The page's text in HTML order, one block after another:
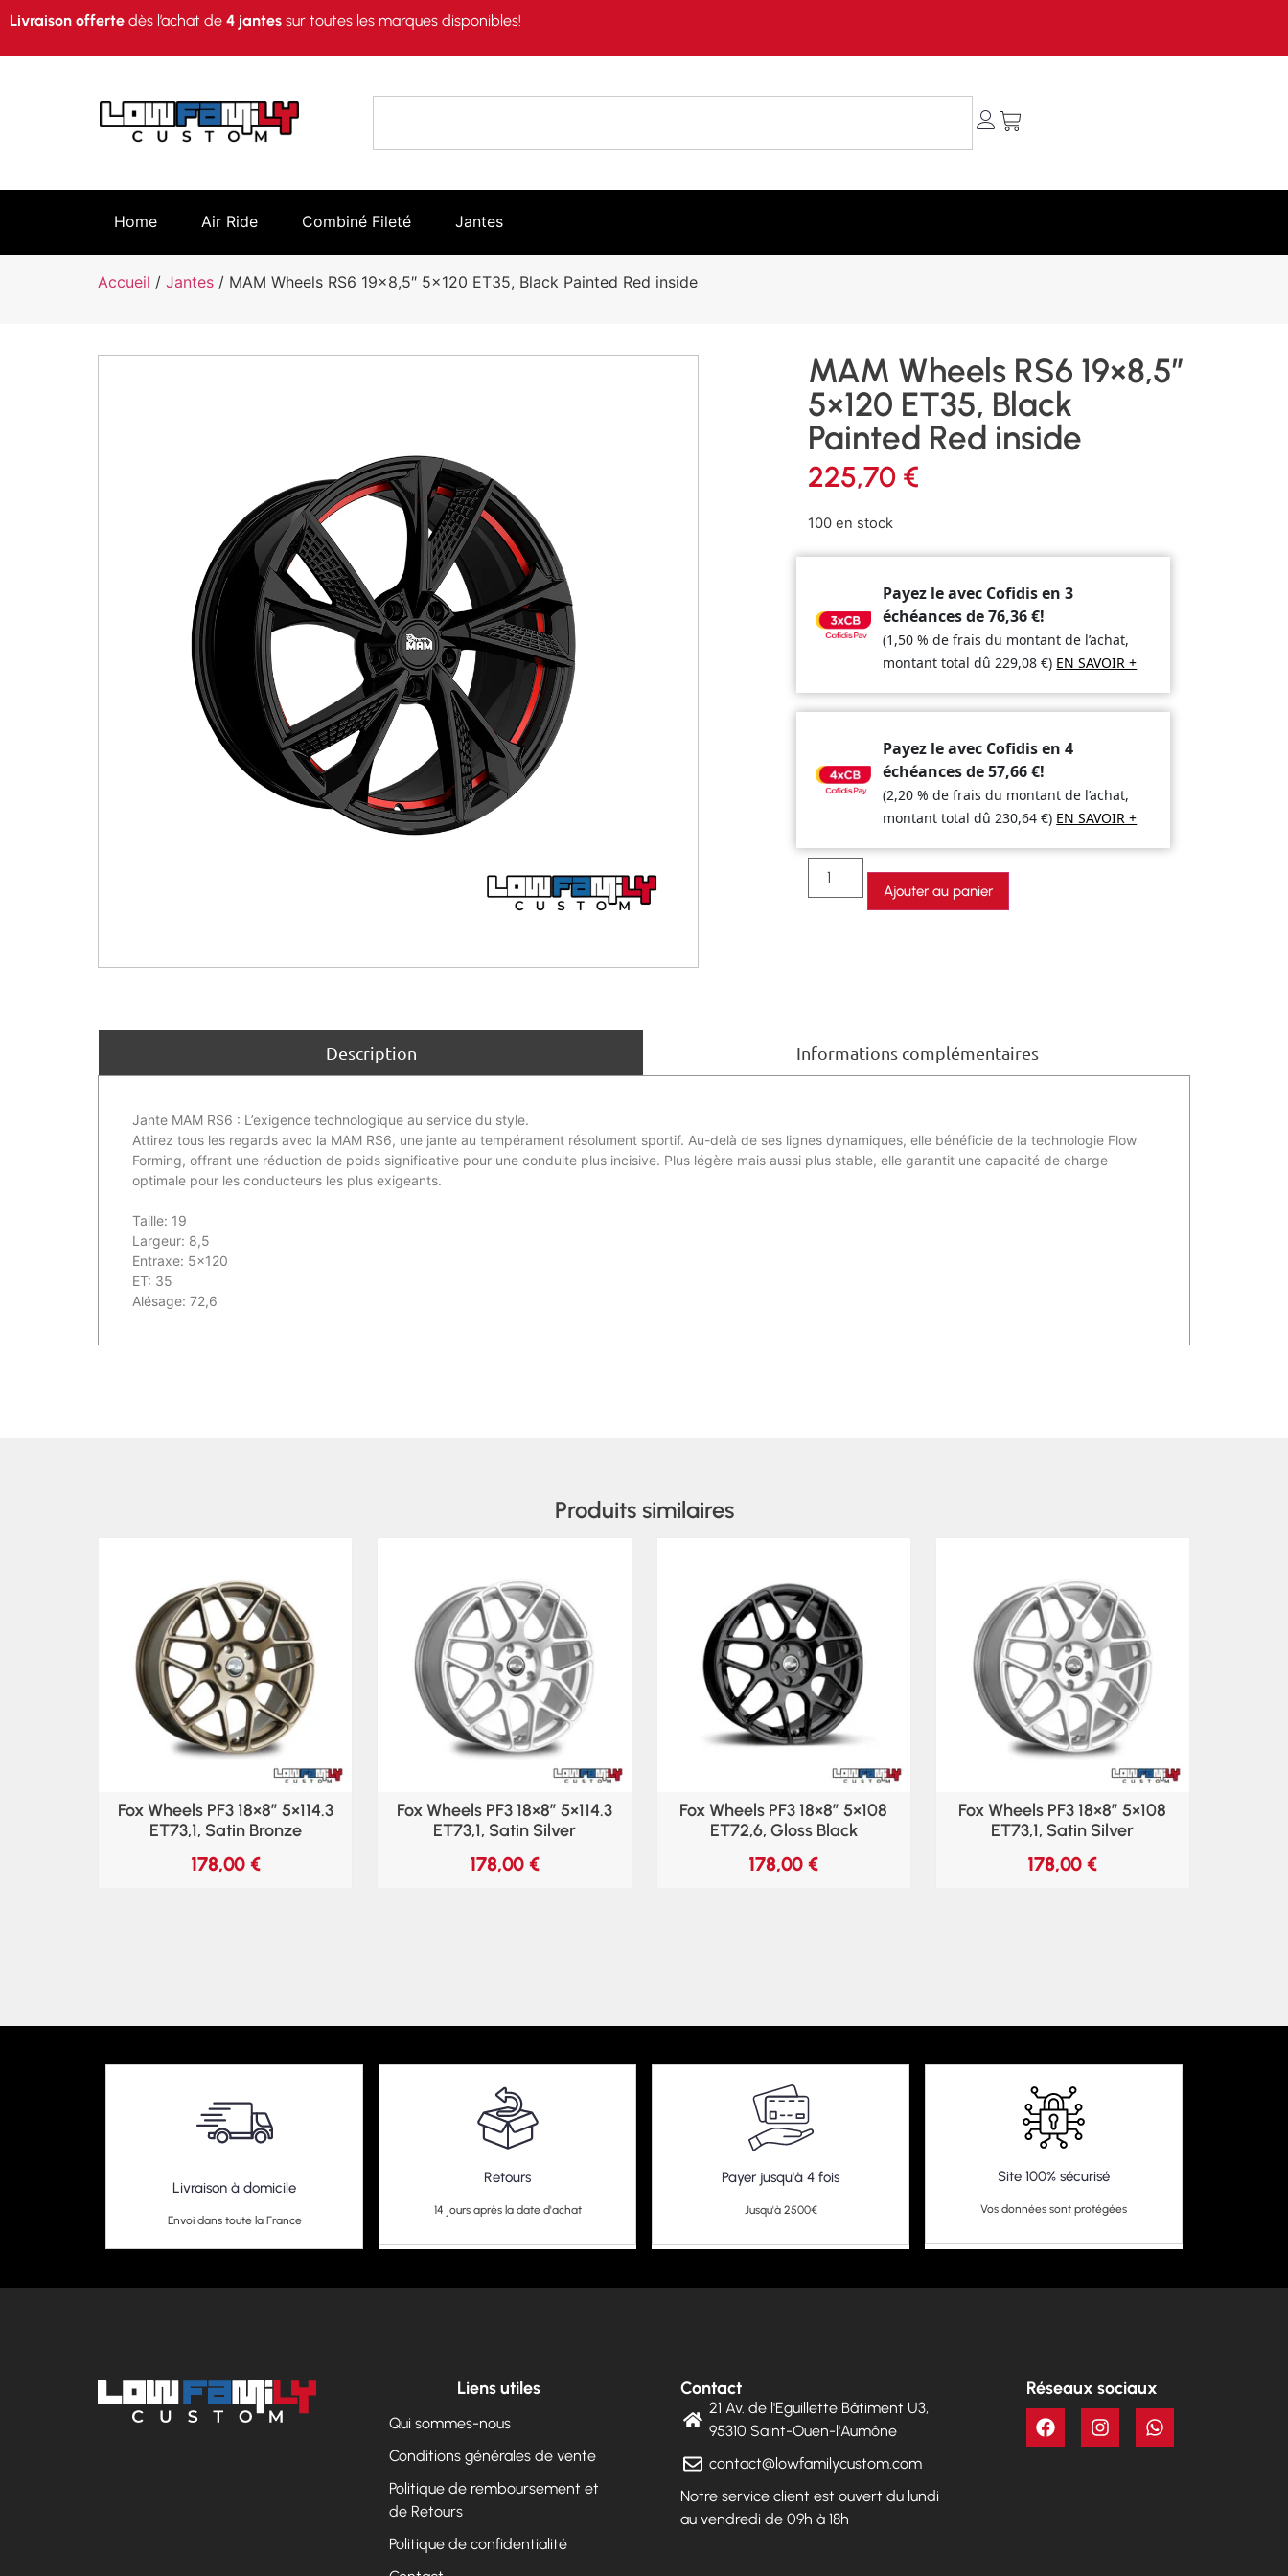
Livraison offerte dès l’achat de 4 jantes sur toutes les marques disponibles!
Home Air Ride Combiné Fileté Jantes
Accueil / Jantes / MAM Wheels RS6 19×8,5″ 5×120 ET35, Black Painted Red inside
MAM Wheels RS6 19×8,5″
5×120 ET35, Black
Painted Red inside
225,70 €
100 en stock
Payez le avec Cofidis en 3
échéances de76,36€!
(1,50 % de frais du montant de l’achat,
montant total dû229,08€) EN SAVOIR +
Payez le avec Cofidis en 4
échéances de57,66€!
(2,20 % de frais du montant de l’achat,
montant total dû230,64€) EN SAVOIR +
Ajouter au panier
Description Informations complémentaires
Jante MAM RS6 : L’exigence technologique au service du style.
Attirez tous les regards avec la MAM RS6, une jante au tempérament résolument sportif. Au-delà de ses lignes dynamiques, elle bénéficie de la technologie Flow
Forming, offrant une réduction de poids significative pour une conduite plus incisive. Plus légère mais aussi plus stable, elle garantit une capacité de charge
optimale pour les conducteurs les plus exigeants.
Taille: 19
Largeur: 8,5
Entraxe: 5×120
ET: 35
Alésage: 72,6
Produits similaires
Fox Wheels PF3 18×8″ 5×114.3
ET73,1, Satin Bronze
178,00 €
Fox Wheels PF3 18×8″ 5×114.3
ET73,1, Satin Silver
178,00 €
Fox Wheels PF3 18×8″ 5×108
ET72,6, Gloss Black
178,00€
Fox Wheels PF3 18×8″ 5×108
ET73,1, Satin Silver
178,00€
Livraison à domicile
Envoi dans toute la France
Retours
14 jours après la date d'achat
Payer jusqu'à 4 fois
Jusqu'à 2500€
Site 100% sécurisé
Vos données sont protégées
Liens utiles
Qui sommes-nous
Conditions générales de vente
Politique de remboursement et
de Retours
Politique de confidentialité
Contact
21 Av. de l'Eguillette Bâtiment U3,
95310 Saint-Ouen-l'Aumône
contact@lowfamilycustom.com
Notre service client est ouvert du lundi
au vendredi de 09h à 18h
Réseaux sociaux